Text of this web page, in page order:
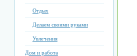
Отдых
Делаем своими руками
Увлечения
Дом и работа